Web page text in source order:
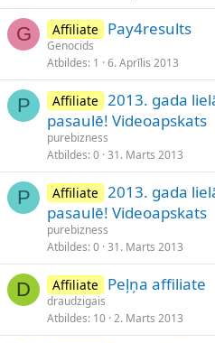
G Affiliate Pay4results
Genocids
Atbildes 1 6. Aprīlis 2013
P Affiliate 2013. gada
pasaulē! Videoapskats
purebizness
Atbildes 0 31. Marts 2013
P Affiliate 2013. gada
pasaulē! Videoapskats
purebizness
Atbildes 0 31. Marts 2013
D Affiliate Peļņa affiliate
draudzigais
Atbildes 10 2. Marts 2013